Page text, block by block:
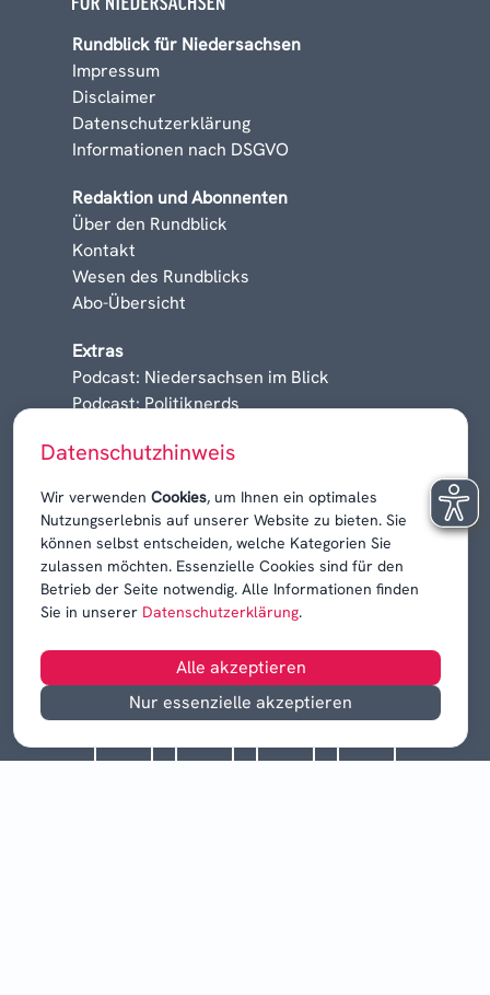
Datenschutzhinweis
Wir verwenden Cookies, um Ihnen ein optimales
Nutzungserlebnis auf unserer Website zu bieten. Sie
können selbst entscheiden, welche Kategorien Sie
zulassen möchten. Essenzielle Cookies sind für den
Betrieb der Seite notwendig. Alle Informationen finden
Sie in unserer Datenschutzerklärung.
Alle akzeptieren
Nur essenzielle akzeptieren
Rundblick für Niedersachsen
Impressum
Disclaimer
Datenschutzerklärung
Informationen nach DSGVO
Redaktion und Abonnenten
Über den Rundblick
Kontakt
Wesen des Rundblicks
Abo-Übersicht
Extras
Podcast: Niedersachsen im Blick
Podcast: Politiknerds
Karrieren, Krisen & Kontroversen